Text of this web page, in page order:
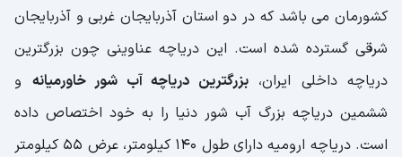
جنگل ابر
جنگل دالخانی
کوه های ایران
کوه دماوند
کشورمان می باشد که در دو استان آذربایجان غربی و آذربایجان
شرقی گسترده شده است. این دریاچه عناوینی چون بزرگترین
دریاچه داخلی ایران،بزرگترین دریاچه آب شور خاورمیانه و
ششمین دریاچه بزرگ آب شور دنیا را به خود اختصاص داده
است. دریاچه ارومیه دارای طول 140 کیلومتر، عرض 55 کیلومتر